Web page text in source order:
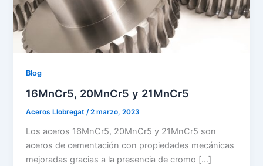
Blog
16MnCr5, 20MnCr5 y 21MnCr5
Aceros Llobregat/2 marzo, 2023
Los aceros 16MnCr5, 20MnCr5 y 21MnCr5 son
aceros de cementación con propiedades mecánicas
mejoradas gracias a la presencia de cromo […]